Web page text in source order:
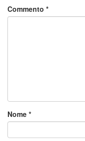
Commento *
Nome *